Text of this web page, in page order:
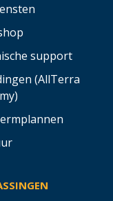
support
(AllTerra